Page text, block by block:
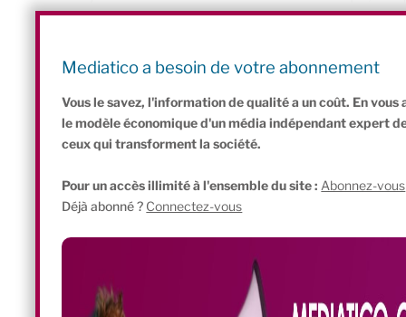
mettre en place une organisation sobre, en proximité des
licenciements contraints dans le cadre d’un plan de
Mediatico a besoin de votre abonnement
Vous le savez, l'information de qualité a un coût. En
le modèle économique d'un média indépendant expert
ceux qui transforment la société.
Pour un accès illimité à l'ensemble du site : Abonnez-vous
Déjà abonné ? Connectez-vous